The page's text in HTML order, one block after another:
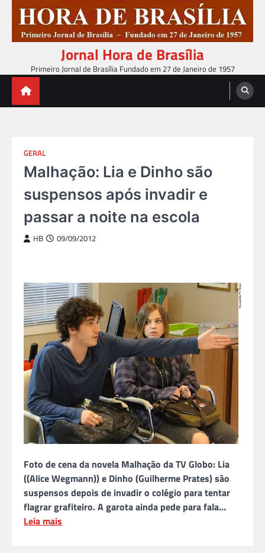
content
Jornal Hora de Brasília
Primeiro Jornal de Brasília Fundado em 27 de Janeiro de 1957
GERAL
Malhação: Lia e Dinho são
suspensos após invadir e
passar a noite na escola
HB 09/09/2012
Foto de cena da novela Malhação da TV Globo: Lia
((Alice Wegmann)) e Dinho (Guilherme Prates) são
suspensos depois de invadir o colégio para tentar
flagrar grafiteiro. A garota ainda pede para fala…
Leia mais